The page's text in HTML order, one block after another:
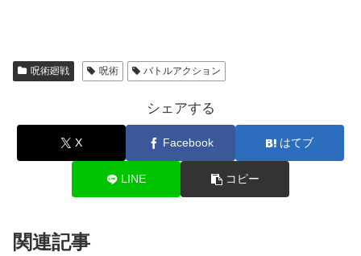
呪術廻戦 呪術 バトルアクション
シェアする
X Facebook はてブ
LINE コピー
関連記事